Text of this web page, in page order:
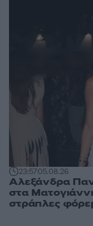
23:5705.08.26
Αλεξάνδρα
στα
στράπλες